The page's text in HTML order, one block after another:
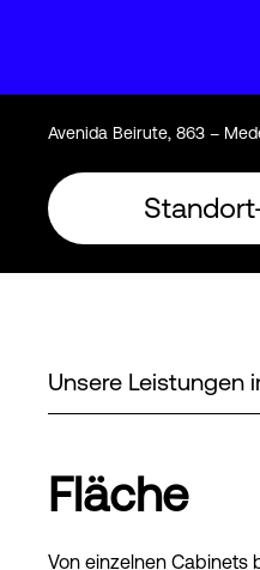
Avenida Beirute, 863 –
Unsere Leistungen
Fläche
Von einzelnen Cabinets